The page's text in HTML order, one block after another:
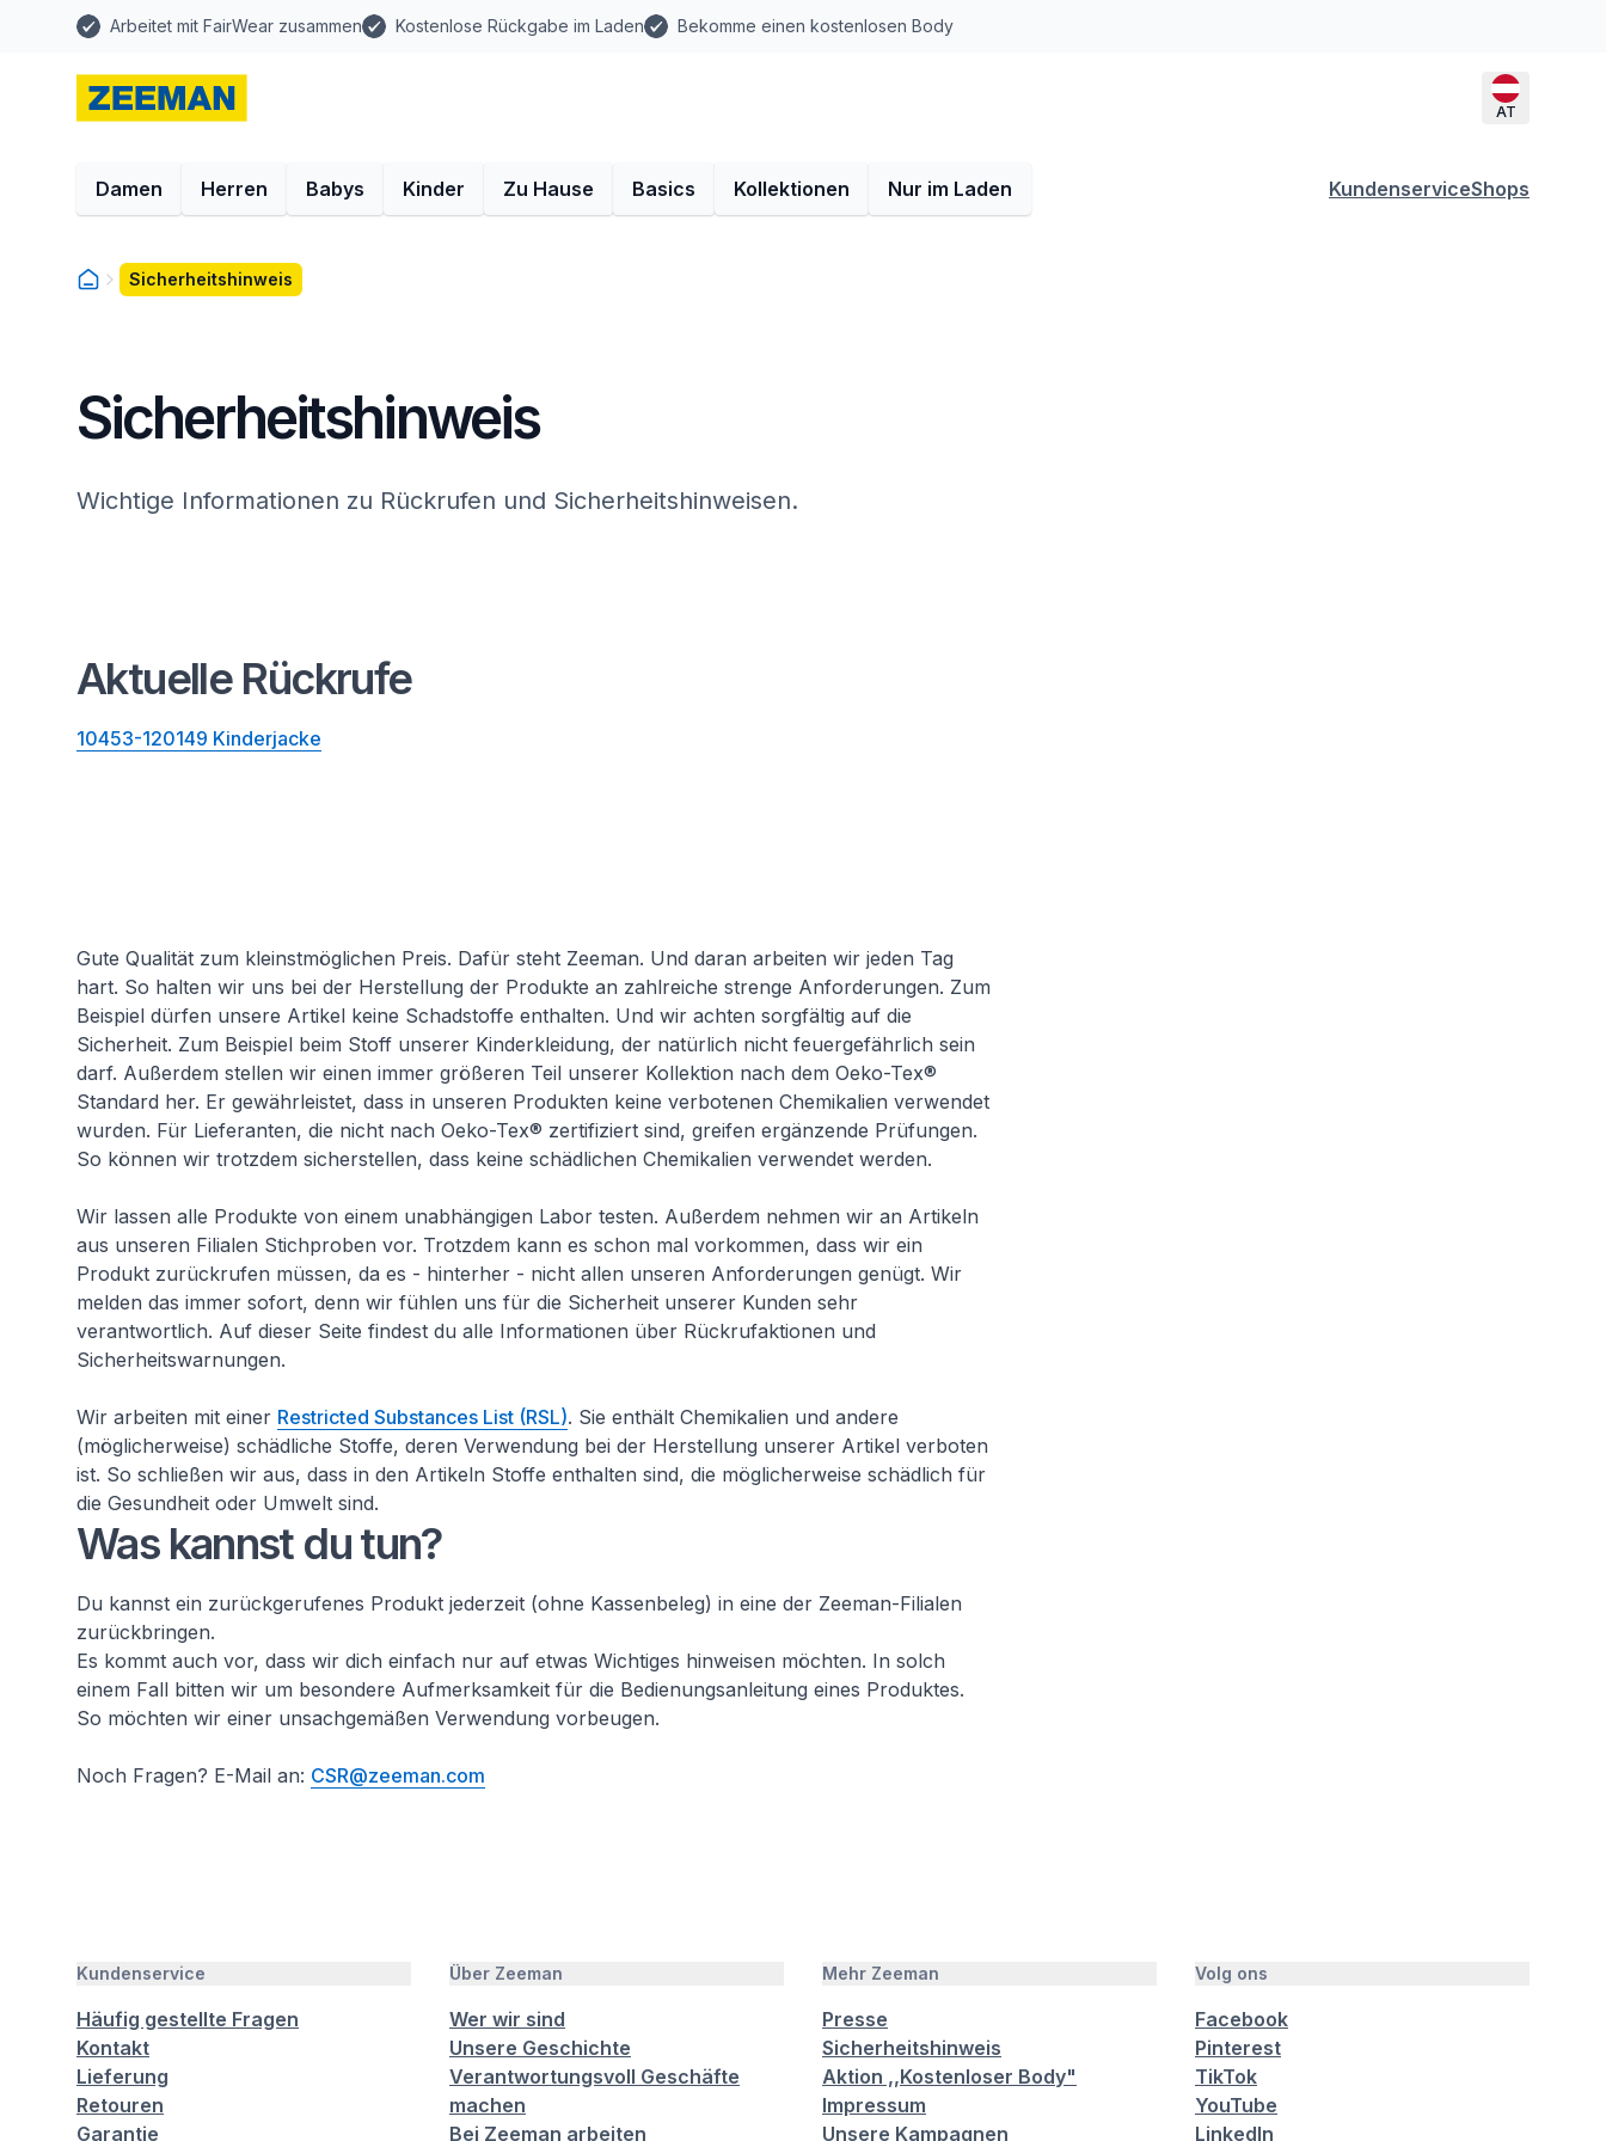
Arbeitet mit FairWear zusammen Kostenlose Rückgabe im Laden Bekomme einen kostenlosen Body
AT
Damen Herren Babys Kinder Zu Hause Basics Kollektionen Nur im Laden KundenserviceShops
Sicherheitshinweis
Sicherheitshinweis
Wichtige Informationen zu Rückrufen und Sicherheitshinweisen.
Aktuelle Rückrufe
10453-120149 Kinderjacke
Gute Qualität zum kleinstmöglichen Preis. Dafür steht Zeeman. Und daran arbeiten wir jeden Tag
hart. So halten wir uns bei der Herstellung der Produkte an zahlreiche strenge Anforderungen. Zum
Beispiel dürfen unsere Artikel keine Schadstoffe enthalten. Und wir achten sorgfältig auf die
Sicherheit. Zum Beispiel beim Stoff unserer Kinderkleidung, der natürlich nicht feuergefährlich sein
darf. Außerdem stellen wir einen immer größeren Teil unserer Kollektion nach dem Oeko-Tex®
Standard her. Er gewährleistet, dass in unseren Produkten keine verbotenen Chemikalien verwendet
wurden. Für Lieferanten, die nicht nach Oeko-Tex® zertifiziert sind, greifen ergänzende Prüfungen.
So können wir trotzdem sicherstellen, dass keine schädlichen Chemikalien verwendet werden.
Wir lassen alle Produkte von einem unabhängigen Labor testen. Außerdem nehmen wir an Artikeln
aus unseren Filialen Stichproben vor. Trotzdem kann es schon mal vorkommen, dass wir ein
Produkt zurückrufen müssen, da es - hinterher - nicht allen unseren Anforderungen genügt. Wir
melden das immer sofort, denn wir fühlen uns für die Sicherheit unserer Kunden sehr
verantwortlich. Auf dieser Seite findest du alle Informationen über Rückrufaktionen und
Sicherheitswarnungen.
Wir arbeiten mit einer Restricted Substances List (RSL). Sie enthält Chemikalien und andere
(möglicherweise) schädliche Stoffe, deren Verwendung bei der Herstellung unserer Artikel verboten
ist. So schließen wir aus, dass in den Artikeln Stoffe enthalten sind, die möglicherweise schädlich für
die Gesundheit oder Umwelt sind.
Was kannst du tun?
Du kannst ein zurückgerufenes Produkt jederzeit (ohne Kassenbeleg) in eine der Zeeman-Filialen
zurückbringen.
Es kommt auch vor, dass wir dich einfach nur auf etwas Wichtiges hinweisen möchten. In solch
einem Fall bitten wir um besondere Aufmerksamkeit für die Bedienungsanleitung eines Produktes.
So möchten wir einer unsachgemäßen Verwendung vorbeugen.
Noch Fragen? E-Mail an: CSR@zeeman.com
Kundenservice
Häufig gestellte Fragen
Kontakt
Lieferung
Retouren
Garantie
Über Zeeman
Wer wir sind
Unsere Geschichte
Verantwortungsvoll Geschäfte
machen
Bei Zeeman arbeiten
Mehr Zeeman
Presse
Sicherheitshinweis
Aktion ,,Kostenloser Body"
Impressum
Unsere Kampagnen
Volg ons
Facebook
Pinterest
TikTok
YouTube
LinkedIn